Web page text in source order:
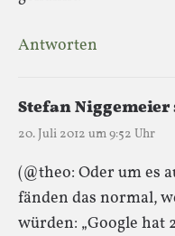
Antworten
Stefan Niggemeier
20. Juli 2012 um 9:52 Uhr
(@theo: Oder um es
fänden das normal,
würden: „Google hat